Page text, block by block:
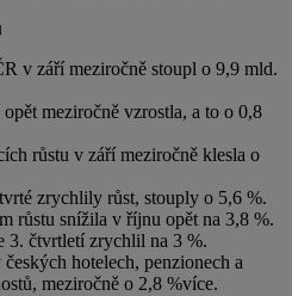
v září meziročně stoupl o 9,9 mld.
meziročně vzrostla, a to o 0,8
růstu v září meziročně klesla o
zrychlily růst, stouply o 5,6 %.
růstu snížila v říjnu opět na 3,8 %.
3. čtvrtletí zrychlil na 3 %.
hotelech, penzionech a
meziročně o 2,8 %více.